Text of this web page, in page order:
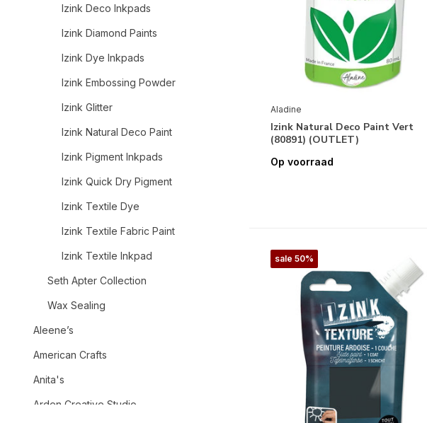
Izink Deco Inkpads
Izink Diamond Paints
Izink Dye Inkpads
Izink Embossing Powder
Izink Glitter
Izink Natural Deco Paint
Izink Pigment Inkpads
Izink Quick Dry Pigment
Izink Textile Dye
Izink Textile Fabric Paint
Izink Textile Inkpad
Seth Apter Collection
Wax Sealing
Aleene’s
American Crafts
Anita's
Arden Creative Studio
Aladine
Izink Natural Deco Paint Vert
(80891) (OUTLET)
Op voorraad
sale 50%